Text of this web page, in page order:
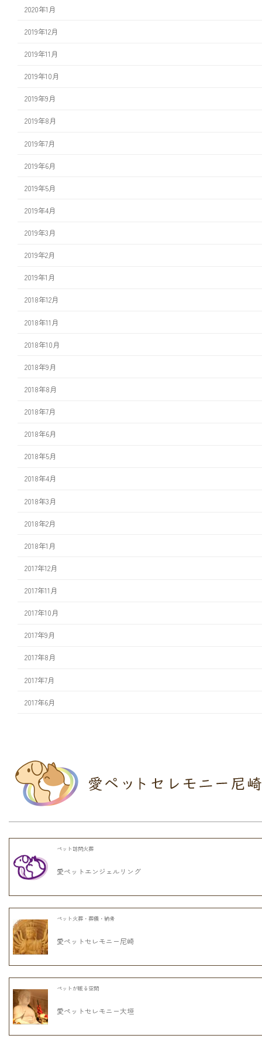
2020年1月
2019年12月
2019年11月
2019年10月
2019年9月
2019年8月
2019年7月
2019年6月
2019年5月
2019年4月
2019年3月
2019年2月
2019年1月
2018年12月
2018年11月
2018年10月
2018年9月
2018年8月
2018年7月
2018年6月
2018年5月
2018年4月
2018年3月
2018年2月
2018年1月
2017年12月
2017年11月
2017年10月
2017年9月
2017年8月
2017年7月
2017年6月
ペット訪問火葬
愛ペットエンジェルリング
ペット火葬・葬儀・納骨
愛ペットセレモニー尼崎
ペットが眠る空間
愛ペットセレモニー大垣